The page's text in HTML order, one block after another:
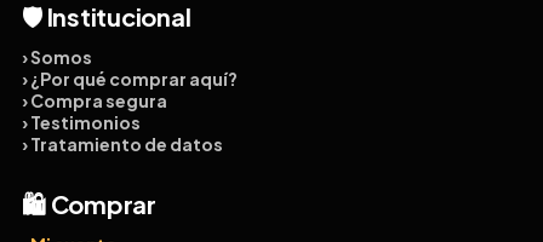
🛡️ Institucional
› Somos
› ¿Por qué comprar aquí?
› Compra segura
› Testimonios
› Tratamiento de datos
🛍️ Comprar